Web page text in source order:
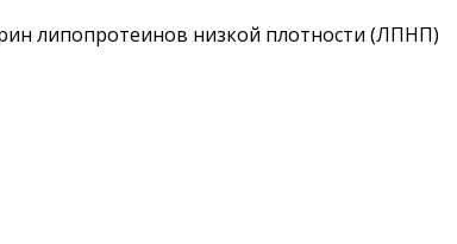
липопротеинов низкой плотности (ЛПНП)